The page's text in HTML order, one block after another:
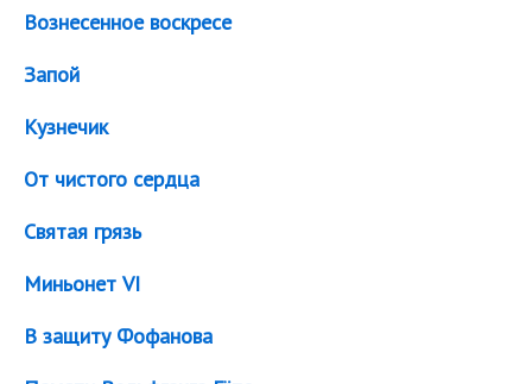
Вознесенное воскресе
Запой
Кузнечик
От чистого сердца
Святая грязь
Миньонет VI
В защиту Фофанова